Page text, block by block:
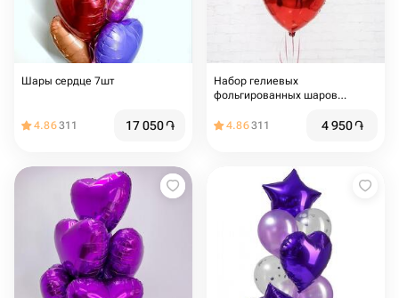
Шары сердце 7шт
4.86311 17 050֏
Набор гелиевых
фольгированных шаров
4.86311 4 950֏